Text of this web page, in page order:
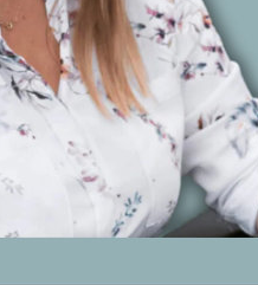
projekty
Dbamy o każdy
ogrodowa:
proces